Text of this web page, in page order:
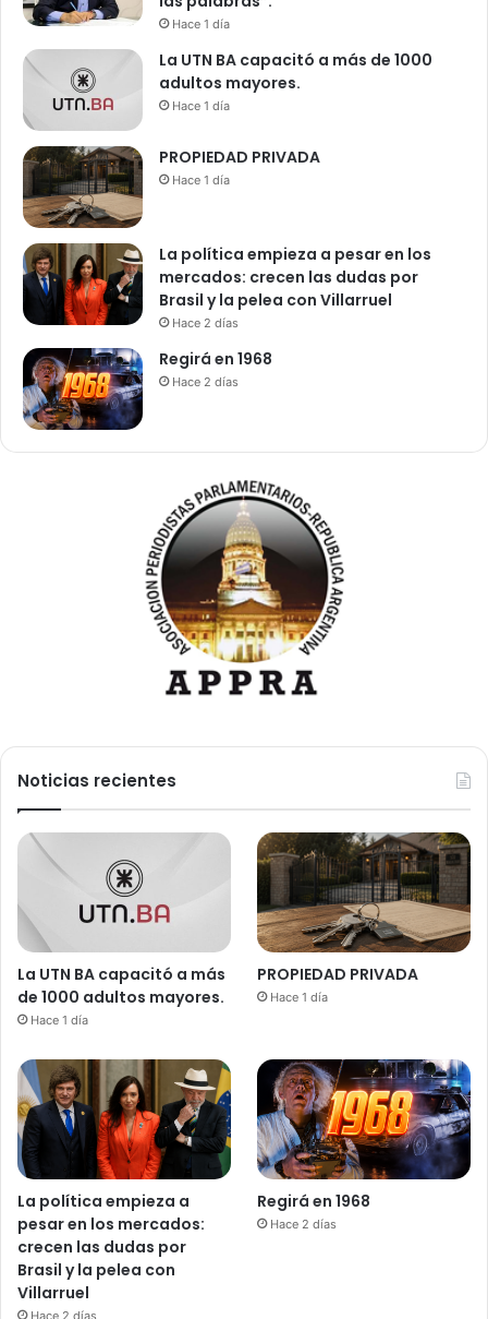
Hace 1 día
La UTN BA capacitó a más de 1000
adultos mayores.
Hace 1 día
PROPIEDAD PRIVADA
Hace 1 día
La política empieza a pesar en los
mercados: crecen las dudas por
Brasil y la pelea con Villarruel
Hace 2 días
Regirá en 1968
Hace 2 días
Noticias recientes
La UTN BA capacitó a más
de 1000 adultos mayores.
Hace 1 día
PROPIEDAD PRIVADA
Hace 1 día
La política empieza a
pesar en los mercados:
crecen las dudas por
Brasil y la pelea con
Villarruel
Hace 2 días
Regirá en 1968
Hace 2 días